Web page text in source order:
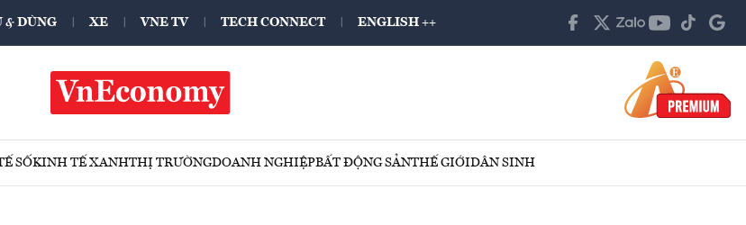
& DÙNG XE VNE TV TECH CONNECT ENGLISH ++
SỐKINH TẾ XANHTHỊ TRƯỜNGDOANH NGHIỆPBẤT ĐỘNG SẢNTHẾ GIỚIDÂN SINH